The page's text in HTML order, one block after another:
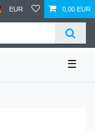
EUR 0,00 EUR
☰